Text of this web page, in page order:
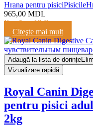
Hrana pentru pisiciPisicile
965,00 MDL
Кешбэк:19 Баллов
Citeşte mai mult
Adaugă la lista de dorințe
Vizualizare rapidă
Royal Canin
pentru pisici
2kg